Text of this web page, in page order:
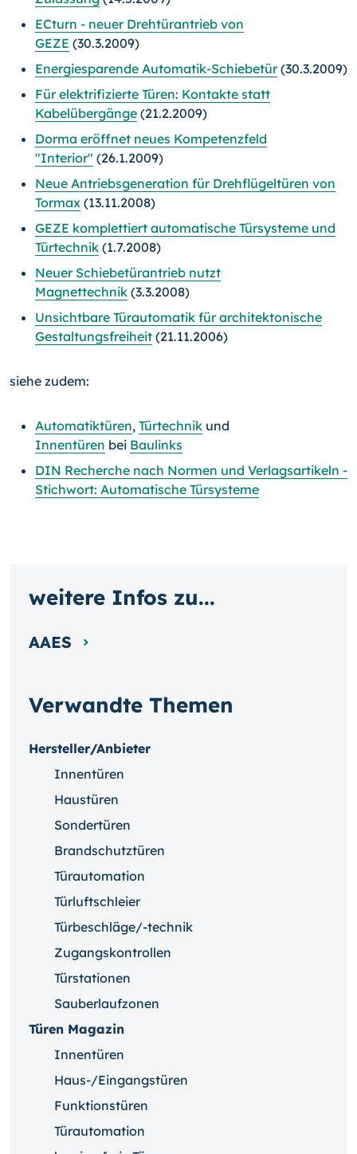
ECturn - neuer Drehtürantrieb von
GEZE (30.3.2009)
Energiesparende Automatik-Schiebetür(30.3.2009)
Für elektrifizierte Türen: Kontakte statt
Kabelübergänge (21.2.2009)
Dorma eröffnet neues Kompetenzfeld
"Interior" (26.1.2009)
Neue Antriebsgeneration für Drehflügeltüren von
Tormax (13.11.2008)
GEZE komplettiert automatische Türsysteme und
Türtechnik (1.7.2008)
Neuer Schiebetürantrieb nutzt
Magnettechnik (3.3.2008)
Unsichtbare Türautomatik für architektonische
Gestaltungsfreiheit (21.11.2006)
siehe zudem:
Automatiktüren, Türtechnik und
Innentüren bei Baulinks
DIN Recherche nach Normen und Verlagsartikeln -
Stichwort: Automatische Türsysteme
Verwandte Themen
Hersteller/Anbieter
Innentüren
Haustüren
Sondertüren
Brandschutztüren
Türautomation
Türluftschleier
Türbeschläge/-technik
Zugangskontrollen
Türstationen
Sauberlaufzonen
Türen Magazin
Innentüren
Haus-/Eingangstüren
Funktionstüren
Türautomation
weitere Infos zu...
AAES